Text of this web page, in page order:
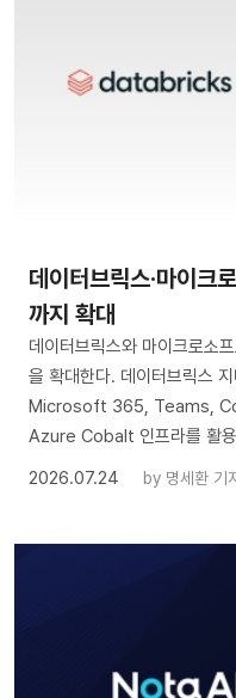
데이터브릭스·마이크
까지 확대
데이터브릭스와 마이크로소
을 확대한다. 데이터브릭스
Microsoft 365, Teams,
Azure Cobalt 인프라를 활
2026.07.24
by 명세환 기